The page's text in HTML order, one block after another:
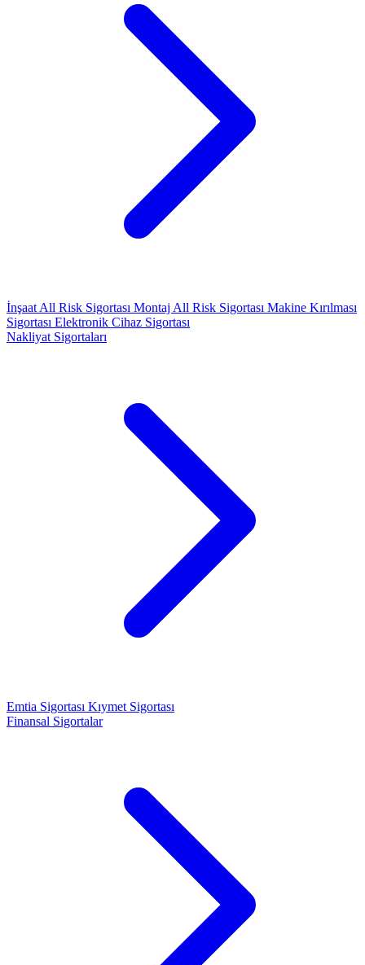
İnşaat All Risk Sigortası Montaj All Risk Sigortası Makine Kırılması
Sigortası Elektronik Cihaz Sigortası
Nakliyat Sigortaları
Emtia Sigortası Kıymet Sigortası
Finansal Sigortalar